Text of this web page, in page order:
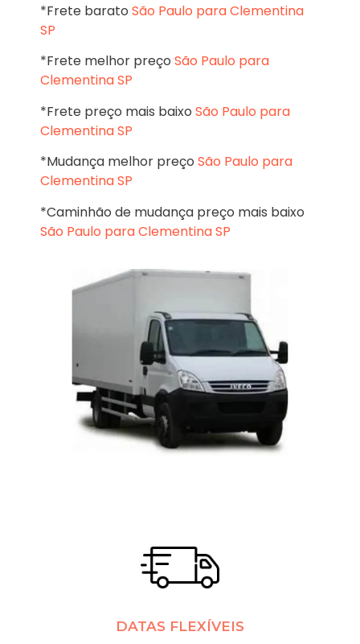
*Frete barato São Paulo para Clementina
SP
*Frete melhor preço São Paulo para
Clementina SP
*Frete preço mais baixo São Paulo para
Clementina SP
*Mudança melhor preço São Paulo para
Clementina SP
*Caminhão de mudança preço mais baixo
São Paulo para Clementina SP
DATAS FLEXÍVEIS